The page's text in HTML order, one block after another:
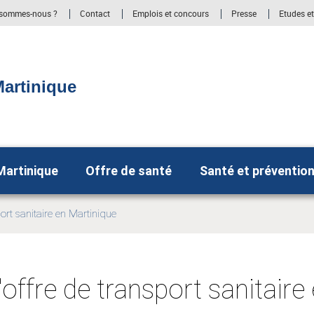
nous ? Contact Emplois et concours Presse Etudes
Offre de santé Santé et prévention
sanitaire en Martinique
de transport sanitaire